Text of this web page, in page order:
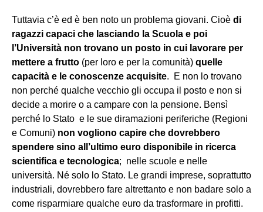
Tuttavia c’è ed è ben noto un problema giovani. Cioè di
ragazzi capaci che lasciando la Scuola e poi
l’Università non trovano un posto in cui lavorare per
mettere a frutto (per loro e per la comunità) quelle
capacità e le conoscenze acquisite. E non lo trovano
non perché qualche vecchio gli occupa il posto e non si
decide a morire o a campare con la pensione. Bensì
perché lo Stato e le sue diramazioni periferiche (Regioni
e Comuni) non vogliono capire che dovrebbero
spendere sino all’ultimo euro disponibile in ricerca
scientifica e tecnologica; nelle scuole e nelle
università. Né solo lo Stato. Le grandi imprese, soprattutto
industriali, dovrebbero fare altrettanto e non badare solo a
come risparmiare qualche euro da trasformare in profitti.